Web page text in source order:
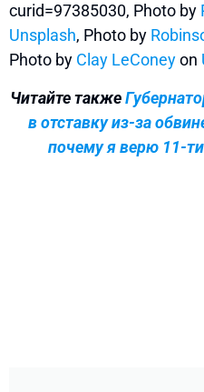
curid=97385030, Photo by
Unsplash, Photo by
Photo by Clay LeConeyon
Читайте также
в отставку из-за
почему я верю 11-